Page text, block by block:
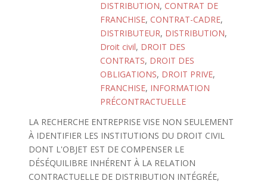
DISTRIBUTION, CONTRAT DE
FRANCHISE, CONTRAT-CADRE,
DISTRIBUTEUR, DISTRIBUTION,
Droit civil, DROIT DES
CONTRATS, DROIT DES
OBLIGATIONS, DROIT PRIVE,
FRANCHISE, INFORMATION
PRÉCONTRACTUELLE
LA RECHERCHE ENTREPRISE VISE NON SEULEMENT
À IDENTIFIER LES INSTITUTIONS DU DROIT CIVIL
DONT L'OBJET EST DE COMPENSER LE
DÉSÉQUILIBRE INHÉRENT À LA RELATION
CONTRACTUELLE DE DISTRIBUTION INTÉGRÉE,